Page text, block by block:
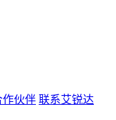
作伙伴 联系艾锐达